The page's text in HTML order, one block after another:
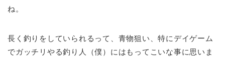
ね。
長く釣りをしていられるって、青物狙い、特にデイゲーム
でガッチリやる釣り人（僕）にはもってこいな事に思いま